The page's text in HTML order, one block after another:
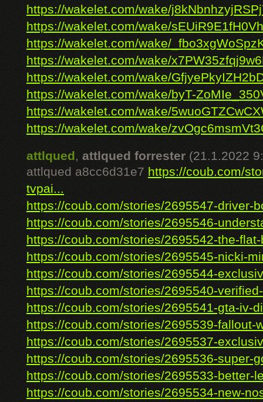
https://wakelet.com/wake/
https://wakelet.com/wake/
https://wakelet.com/wake/
https://wakelet.com/wake/
https://wakelet.com/wake/
https://wakelet.com/wake/byT-
https://wakelet.com/wake/
https://wakelet.com/wake/
attlqued, attlqued forrester (21.1.2022
attlqued a8cc6d31e7 https://coub.com/
tvpai...
https://coub.com/stories/2695547-driver-
https://coub.com/stories/2695546-
https://coub.com/stories/2695542-the-
https://coub.com/stories/2695545-nicki-
https://coub.com/stories/2695544-
https://coub.com/stories/2695540-
https://coub.com/stories/2695541-gta-iv-
https://coub.com/stories/2695539-fallout-
https://coub.com/stories/2695537-
https://coub.com/stories/2695536-super-
https://coub.com/stories/2695533-better-
https://coub.com/stories/2695534-new-